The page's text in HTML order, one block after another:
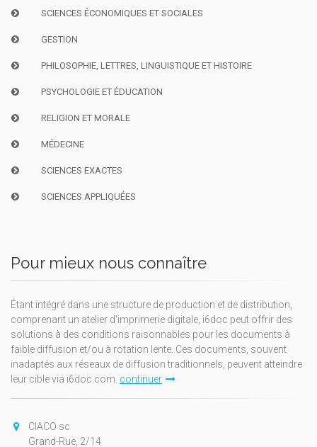
SCIENCES ÉCONOMIQUES ET SOCIALES
GESTION
PHILOSOPHIE, LETTRES, LINGUISTIQUE ET HISTOIRE
PSYCHOLOGIE ET ÉDUCATION
RELIGION ET MORALE
MÉDECINE
SCIENCES EXACTES
SCIENCES APPLIQUÉES
Pour mieux nous connaître
Étant intégré dans une structure de production et de distribution,
comprenant un atelier d'imprimerie digitale, i6doc peut offrir des
solutions à des conditions raisonnables pour les documents à
faible diffusion et/ou à rotation lente. Ces documents, souvent
inadaptés aux réseaux de diffusion traditionnels, peuvent atteindre
leur cible via i6doc.com. continuer
CIACO sc
Grand-Rue, 2/14